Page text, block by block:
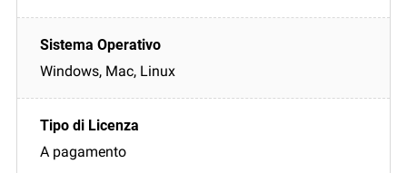
Windows, Mac, Linux
A pagamento